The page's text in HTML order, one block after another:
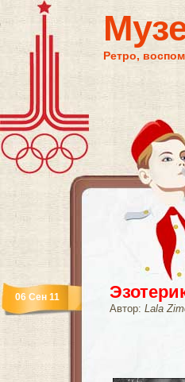
Ретро,
Автор: Lala
06 Сен 11